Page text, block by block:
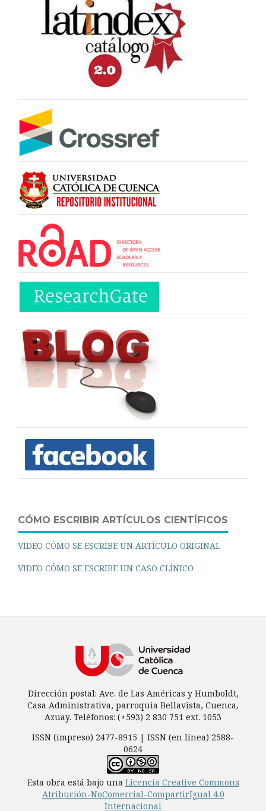
CÓMO ESCRIBIR ARTÍCULOS CIENTÍFICOS
VIDEO CÓMO SE ESCRIBE UN ARTÍCULO ORIGINAL
VIDEO CÓMO SE ESCRIBE UN CASO CLÍNICO
Dirección postal: Ave. de Las Américas y Humboldt,
Casa Administrativa, parroquia Bellavista, Cuenca,
Azuay. Teléfonos: (+593) 2 830 751 ext. 1053
ISSN (impreso) 2477-8915 | ISSN (en línea) 2588-
0624
Esta obra está bajo una Licencia Creative Commons
Atribución-NoComercial-CompartirIgual 4.0
Internacional